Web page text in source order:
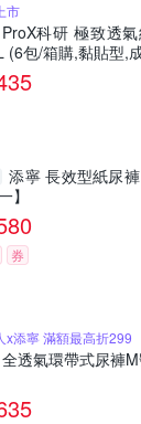
市
ProX科研 極致透
(6包/箱購,黏貼型,
添寧 長效型紙尿
】
券
x添寧 滿額最高折299
透氣環帶式尿褲